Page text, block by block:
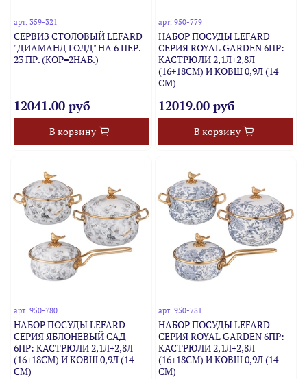
арт.359-321
СЕРВИЗ СТОЛОВЫЙ LEFARD
"ДИАМАНД ГОЛД" НА 6 ПЕР.
23 ПР. (КОР=2НАБ.)
12041.00 руб
В корзину
арт. 950-779
НАБОР ПОСУДЫ LEFARD
СЕРИЯ ROYAL GARDEN 6ПР:
КАСТРЮЛИ 2,1Л+2,8Л
(16+18СМ) И КОВШ 0,9Л (14
СМ)
12019.00 руб
В корзину
арт.950-780
НАБОР ПОСУДЫ LEFARD
СЕРИЯ ЯБЛОНЕВЫЙ САД
6ПР: КАСТРЮЛИ 2,1Л+2,8Л
(16+18СМ) И КОВШ 0,9Л (14
СМ)
арт. 950-781
НАБОР ПОСУДЫ LEFARD
СЕРИЯ ROYAL GARDEN 6ПР:
КАСТРЮЛИ 2,1Л+2,8Л
(16+18СМ) И КОВШ 0,9Л (14
СМ)